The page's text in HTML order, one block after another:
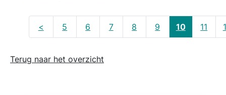
< 5 6 7 8 9 10 11
Terug naar het overzicht